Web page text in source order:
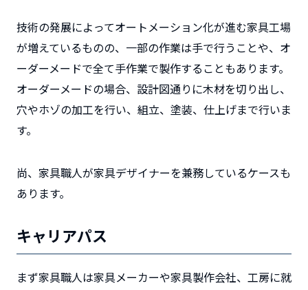
技術の発展によってオートメーション化が進む家具工場
が増えているものの、一部の作業は手で行うことや、オ
ーダーメードで全て手作業で製作することもあります。
オーダーメードの場合、設計図通りに木材を切り出し、
穴やホゾの加工を行い、組立、塗装、仕上げまで行いま
す。
尚、家具職人が家具デザイナーを兼務しているケースも
あります。
キャリアパス
まず家具職人は家具メーカーや家具製作会社、工房に就